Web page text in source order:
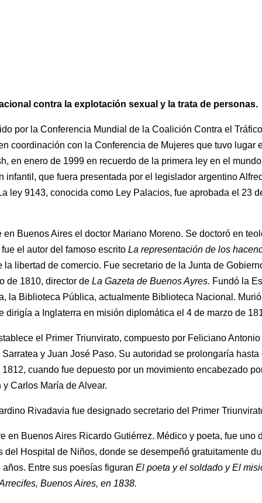
contra la explotación sexual y la trata de personas.
por la Conferencia Mundial de la Coalición Contra el
coordinación con la Conferencia de Mujeres que tuvo lugar
en enero de 1999 en recuerdo de la primera ley en el
infantil, que fuera presentada por el legislador argentino
ley 9143, conocida como Ley Palacios, fue aprobada el 23
en Buenos Aires el doctor Mariano Moreno. Se doctoró en
el autor del famoso escrito La representación de los
la libertad de comercio. Fue secretario de la Junta de
de 1810, director de La Gazeta de Buenos Ayres. Fundó la
la Biblioteca Pública, actualmente Biblioteca Nacional.
dirigía a Inglaterra en misión diplomática el 4 de marzo de
el Primer Triunvirato, compuesto por Feliciano
y Juan José Paso. Su autoridad se prolongaría hasta
1812, cuando fue depuesto por un movimiento encabezado
y Carlos María de Alvear.
Rivadavia fue designado secretario del Primer
en Buenos Aires Ricardo Gutiérrez. Médico y poeta, fue uno
del Hospital de Niños, donde se desempeñó gratuitamente
Entre sus poesías figuran El poeta y el soldado y El
Buenos Aires, en 1838.